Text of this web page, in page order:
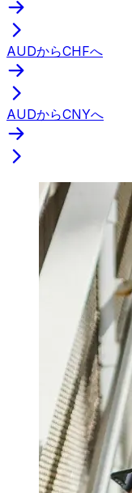
AUDからCHFへ
AUDからCNYへ